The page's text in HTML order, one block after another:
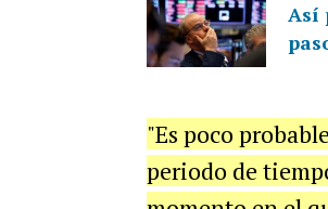
Así
"Es poco
periodo de